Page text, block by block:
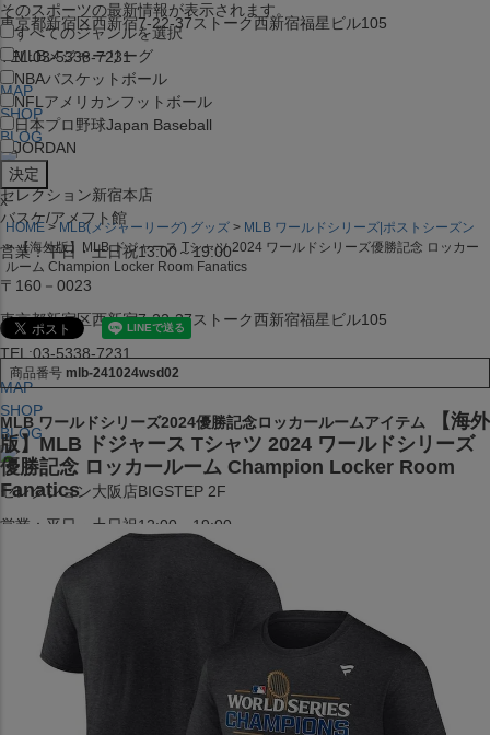
東京都新宿区西新宿7-22-37ストーク西新宿福星ビル105
TEL:03-5338-7231
MAP
SHOP
BLOG
セレクション新宿本店
バスケ/アメフト館
営業：平日・土日祝13:00～19:00
〒160－0023
東京都新宿区西新宿7-22-37ストーク西新宿福星ビル105
TEL:03-5338-7231
MAP
SHOP
BLOG
セレクション大阪店BIGSTEP 2F
営業：平日・土日祝12:00～19:00
大阪府大阪市中央区西心斎橋1丁目6番14号
TEL:06-4708-3300
そのスポーツの最新情報が表示されます。
すべてのジャンルを選択
MLBメジャーリーグ
NBAバスケットボール
NFL アメリカンフットボール
日本プロ野球Japan Baseball
JORDAN
x
HOME MLB(メジャーリーグ) グッズ
MLB ワールドシリーズ|ポストシーズン
【海外版】MLB ドジャース Tシャツ 2024 ワールドシリーズ優勝記念 ロッカー
ルーム Champion Locker Room Fanatics
商品番号 mlb-241024wsd02
MLB ワールドシリーズ2024優勝記念ロッカールームアイテム
【海外
版】MLB ドジャース Tシャツ 2024 ワールドシリーズ
優勝記念 ロッカールーム Champion Locker Room
Fanatics